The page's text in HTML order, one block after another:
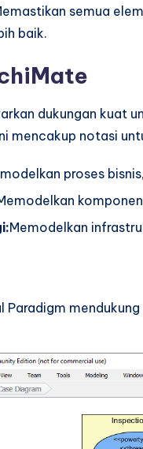
semua
baik.
dukungan kuat
mencakup notasi
proses
Memodelkan
Paradigm